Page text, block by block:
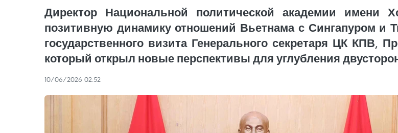
Директор Национальной политической академии
позитивную динамику отношений Вьетнама с Сингапуром и
государственного визита Генерального секретаря ЦК КПВ,
который открыл новые перспективы для углубления
10/06/2026 02:52